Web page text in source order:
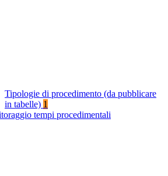
Tipologie di procedimento (da pubblicare
in tabelle) 1
tempi procedimentali